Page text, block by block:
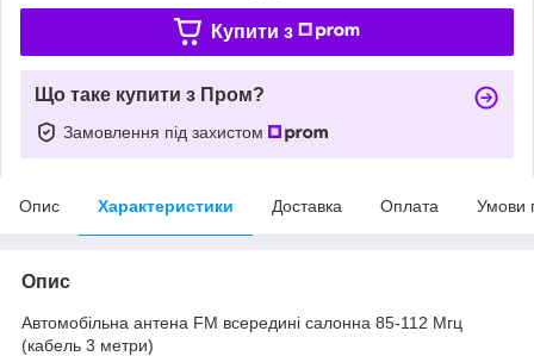
Купити з
Що таке купити з Пром?
Замовлення під захистом
Опис Характеристики Доставка Оплата Умови
Опис
Автомобільна антена FM всередині салонна 85-112 Мгц
(кабель 3 метри)